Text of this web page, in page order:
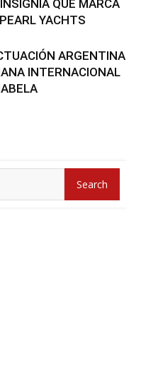
QUE MARCA
YACHTS
ARGENTINA
INTERNACIONAL
Search